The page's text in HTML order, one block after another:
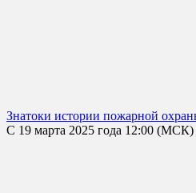
Знатоки истории пожарной
С 19 марта 2025 года 12:00 (МСК)